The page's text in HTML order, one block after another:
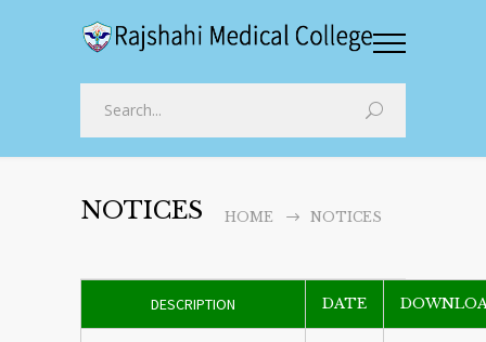
NOTICES HOME NOTICES
DESCRIPTION DATE